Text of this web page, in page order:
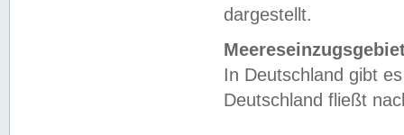
dargestellt.
In Deutschland gibt
Deutschland fließt